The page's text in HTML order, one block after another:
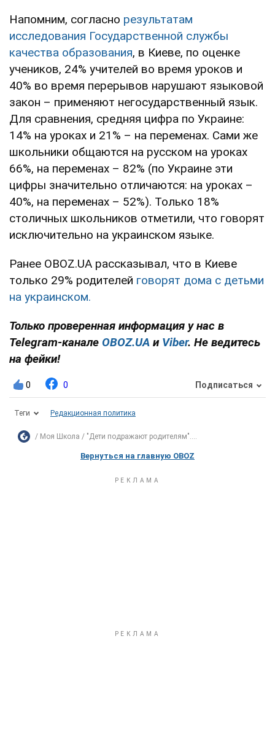
Напомним, согласно результатам
исследования Государственной службы
качества образования, в Киеве, по оценке
учеников, 24% учителей во время уроков и
40% во время перерывов нарушают языковой
закон – применяют негосударственный язык.
Для сравнения, средняя цифра по Украине:
14% на уроках и 21% – на переменах. Сами же
школьники общаются на русском на уроках
66%, на переменах – 82% (по Украине эти
цифры значительно отличаются: на уроках –
40%, на переменах – 52%). Только 18%
столичных школьников отметили, что говорят
исключительно на украинском языке.
Ранее OBOZ.UA рассказывал, что в Киеве
только 29% родителей говорят дома с детьми
на украинском.
Только проверенная информация у нас в
Telegram-канале OBOZ.UA и Viber. Не ведитесь
на фейки!
0 0 Подписаться
Теги Редакционная политика
Моя Школа "Дети подражают родителям"....
Вернуться на главную OBOZ